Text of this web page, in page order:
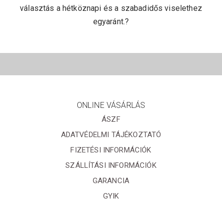
választás a hétköznapi és a szabadidős viselethez
egyaránt.?
ONLINE VÁSÁRLÁS
ÁSZF
ADATVÉDELMI TÁJÉKOZTATÓ
FIZETÉSI INFORMÁCIÓK
SZÁLLÍTÁSI INFORMÁCIÓK
GARANCIA
GYIK